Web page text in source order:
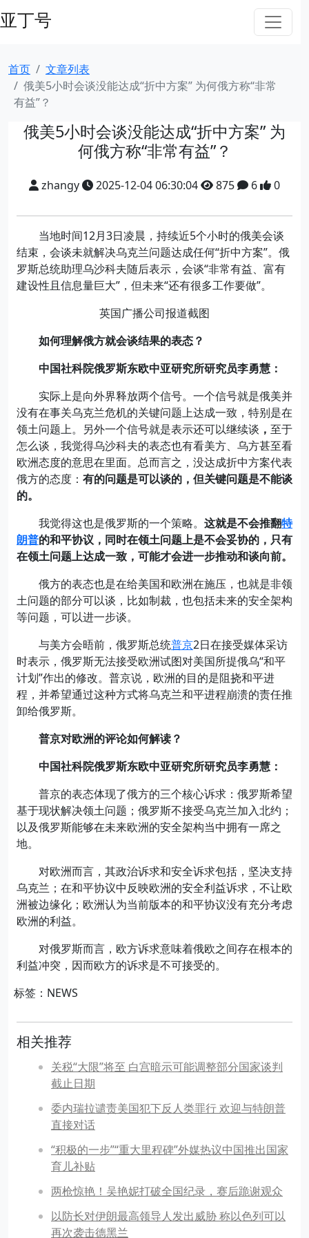
亚丁号
首页
文章列表
俄美5小时会谈没能达成“折中方案” 为何俄方称“非常
有益”？
俄美5小时会谈没能达成“折中方案” 为
何俄方称“非常有益”？
zhangy 2025-12-04 06:30:04 875 6 0
当地时间12月3日凌晨，持续近5个小时的俄美会谈
结束，会谈未就解决乌克兰问题达成任何“折中方案”。俄
罗斯总统助理乌沙科夫随后表示，会谈“非常有益、富有
建设性且信息量巨大”，但未来“还有很多工作要做”。
英国广播公司报道截图
如何理解俄方就会谈结果的表态？
中国社科院俄罗斯东欧中亚研究所研究员李勇慧：
实际上是向外界释放两个信号。一个信号就是俄美并
没有在事关乌克兰危机的关键问题上达成一致，特别是在
领土问题上。另外一个信号就是表示还可以继续谈 ， 至于
怎么谈，我觉得乌沙科夫的表态也有看美方、乌方甚至看
欧洲态度的意思在里面。总而言之，没达成折中方案代表
俄方的态度： 有的问题是可以谈的，但关键问题是不能谈
的。
我觉得这也是俄罗斯的一个策略。 这就是不会推翻特
朗普的和平协议，同时在领土问题上是不会妥协的，只有
在领土问题上达成一致，可能才会进一步推动和谈向前。
俄方的表态也是在给美国和欧洲在施压，也就是非领
土问题的部分可以谈，比如制裁，也包括未来的安全架构
等问题，可以进一步谈。
与美方会晤前，俄罗斯总统普京2日在接受媒体采访
时表示，俄罗斯无法接受欧洲试图对美国所提俄乌“和平
计划”作出的修改。普京说，欧洲的目的是阻挠和平进
程，并希望通过这种方式将乌克兰和平进程崩溃的责任推
卸给俄罗斯。
普京对欧洲的评论如何解读？
中国社科院俄罗斯东欧中亚研究所研究员李勇慧：
普京的表态体现了俄方的三个核心诉求：俄罗斯希望
基于现状解决领土问题；俄罗斯不接受乌克兰加入北约；
以及俄罗斯能够在未来欧洲的安全架构当中拥有一席之
地。
对欧洲而言，其政治诉求和安全诉求包括，坚决支持
乌克兰；在和平协议中反映欧洲的安全利益诉求，不让欧
洲被边缘化；欧洲认为当前版本的和平协议没有充分考虑
欧洲的利益。
对俄罗斯而言，欧方诉求意味着俄欧之间存在根本的
利益冲突，因而欧方的诉求是不可接受的。
标签：NEWS
相关推荐
关税“大限”将至 白宫暗示可能调整部分国家谈判
截止日期
委内瑞拉谴责美国犯下反人类罪行 欢迎与特朗普
直接对话
“积极的一步”“重大里程碑”外媒热议中国推出国家
育儿补贴
两枪惊艳！吴艳妮打破全国纪录，赛后跪谢观众
以防长对伊朗最高领导人发出威胁 称以色列可以
再次袭击德黑兰